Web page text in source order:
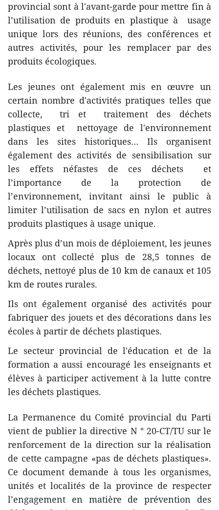
provincial sont à l'avant-garde pour mettre fin à
l’utilisation de produits en plastique à usage
unique lors des réunions, des conférences et
autres activités, pour les remplacer par des
produits écologiques.
Les jeunes ont également mis en œuvre un
certain nombre d'activités pratiques telles que
collecte, tri et traitement des déchets
plastiques et nettoyage de l'environnement
dans les sites historiques… Ils organisent
également des activités de sensibilisation sur
les effets néfastes de ces déchets et
l’importance de la protection de
l’environnement, invitant ainsi le public à
limiter l’utilisation de sacs en nylon et autres
produits plastiques à usage unique.
Après plus d’un mois de déploiement, les jeunes
locaux ont collecté plus de 28,5 tonnes de
déchets, nettoyé plus de 10 km de canaux et 105
km de routes rurales.
Ils ont également organisé des activités pour
fabriquer des jouets et des décorations dans les
écoles à partir de déchets plastiques.
Le secteur provincial de l'éducation et de la
formation a aussi encouragé les enseignants et
élèves à participer activement à la lutte contre
les déchets plastiques.
La Permanence du Comité provincial du Parti
vient de publier la directive N ° 20-CT/TU sur le
renforcement de la direction sur la réalisation
de cette campagne «pas de déchets plastiques».
Ce document demande à tous les organismes,
unités et localités de la province de respecter
l’engagement en matière de prévention des